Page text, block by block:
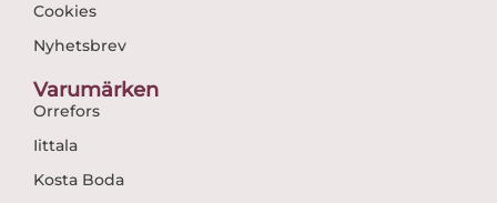
Cookies
Nyhetsbrev
Varumärken
Orrefors
Iittala
Kosta Boda